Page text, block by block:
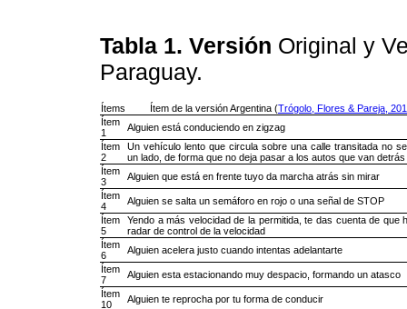
Tabla 1. Versión Original y
Paraguay.
Ítems Ítem de la versión Argentina (Trógolo, Flores & Pareja,
Ítem
1
Alguien está conduciendo en zigzag
Ítem
2
Un vehículo lento que circula sobre una calle transitada no
un lado, de forma que no deja pasar a los autos que van detrás
Ítem
3
Alguien que está en frente tuyo da marcha atrás sin mirar
Ítem
4
Alguien se salta un semáforo en rojo o una señal de STOP
Ítem
5
Yendo a más velocidad de la permitida, te das cuenta de que
radar de control de la velocidad
Ítem
6
Alguien acelera justo cuando intentas adelantarte
Ítem
7
Alguien esta estacionando muy despacio, formando un atasco
Ítem
10
Alguien te reprocha por tu forma de conducir